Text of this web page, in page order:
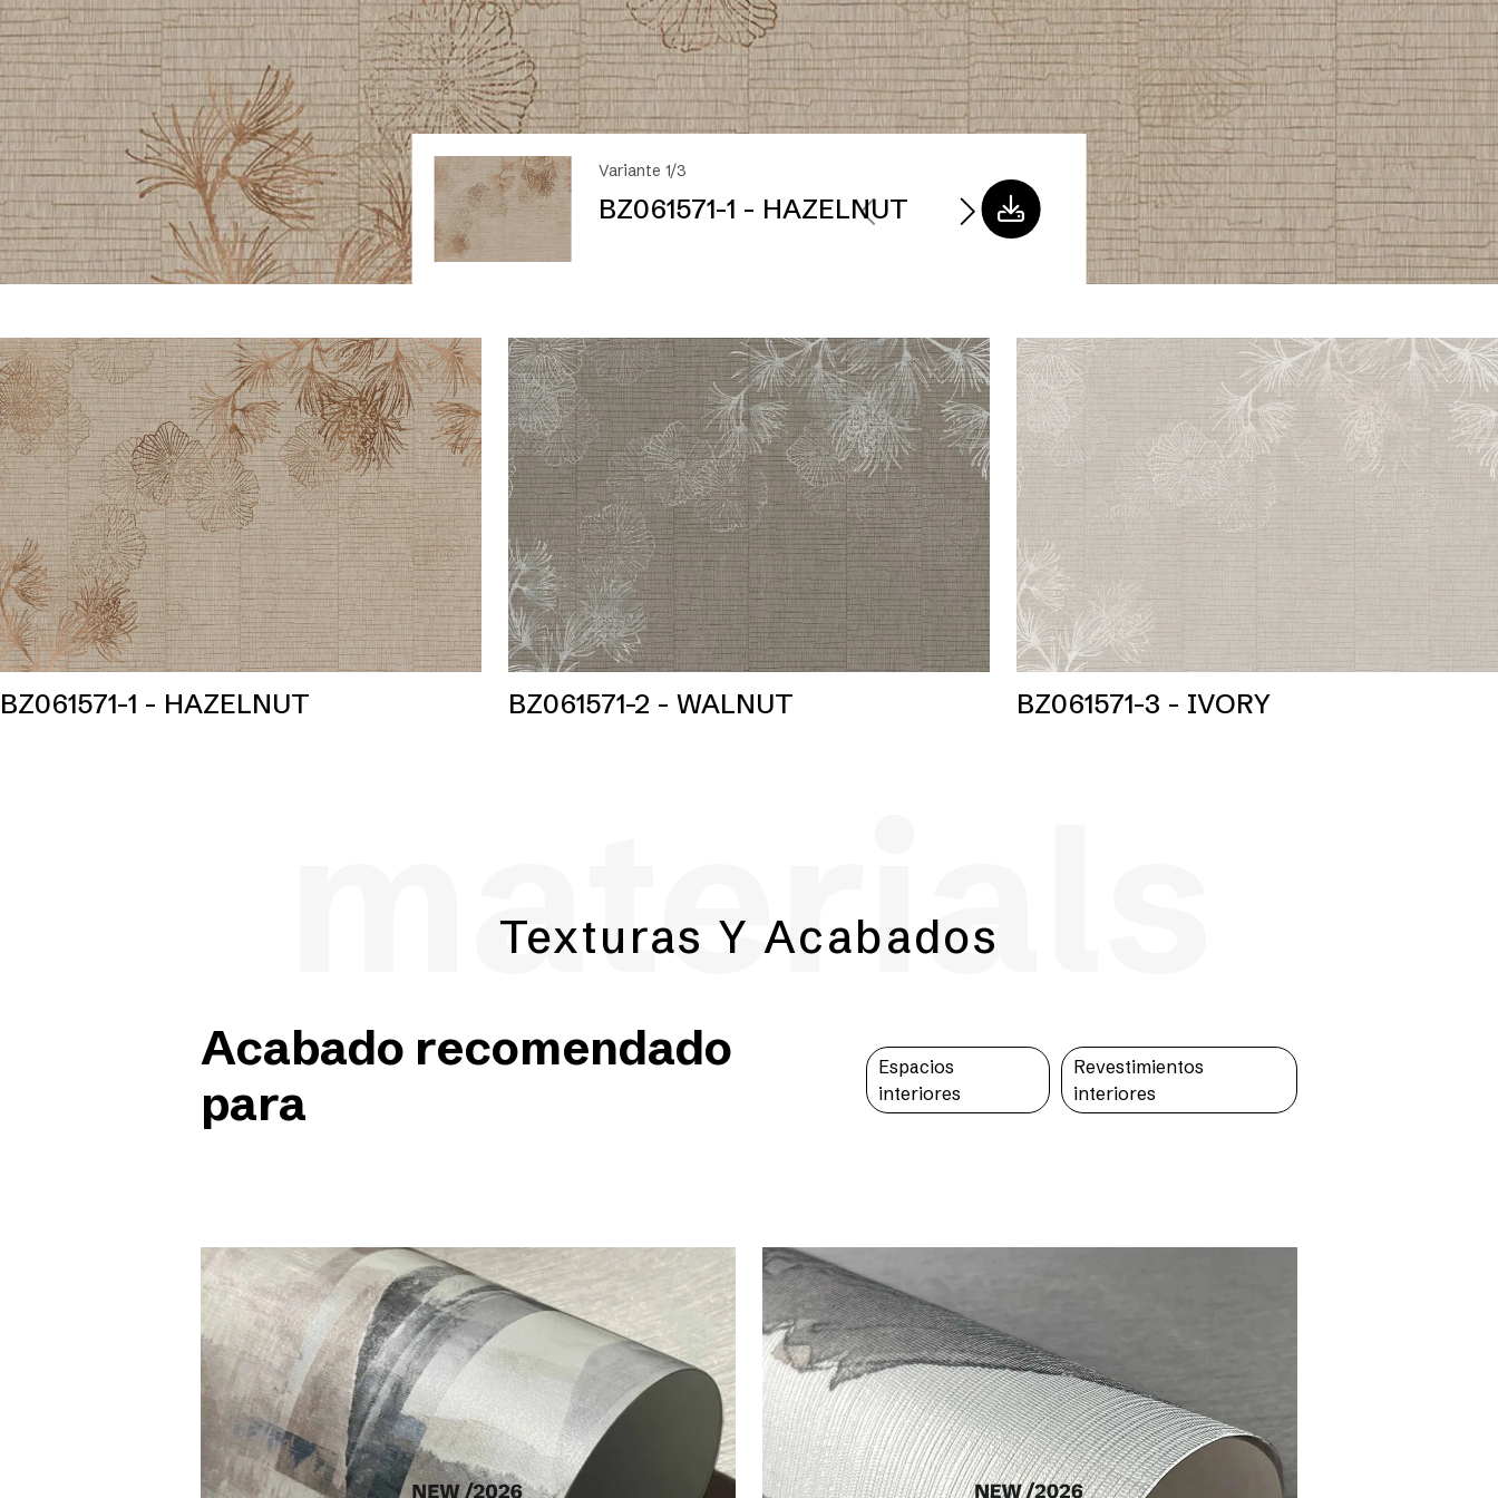
Variante 1/3
BZ061571-1 - HAZELNUT
BZ061571-1 - HAZELNUT BZ061571-2 - WALNUT BZ061571-3 - IVORY
materials
Texturas Y Acabados
Acabado recomendado
para
Espacios
interiores
Revestimientos
interiores